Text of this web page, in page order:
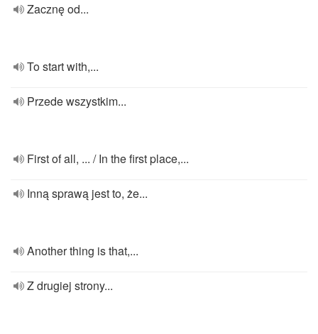
Zacznę od...
To start with,...
Przede wszystkim...
First of all, ... / In the first place,...
Inną sprawą jest to, że...
Another thing is that,...
Z drugiej strony...